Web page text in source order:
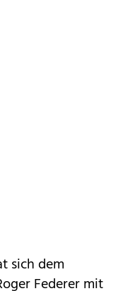
sich dem
Federer mit